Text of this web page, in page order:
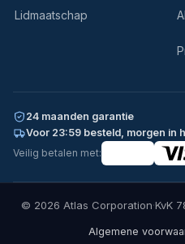
Lidmaatschap
24 maanden garantie
Voor 23:59 besteld, morgen in
Veilig betalen met:
© 2026 Atlas Corporation·KvK
Algemene